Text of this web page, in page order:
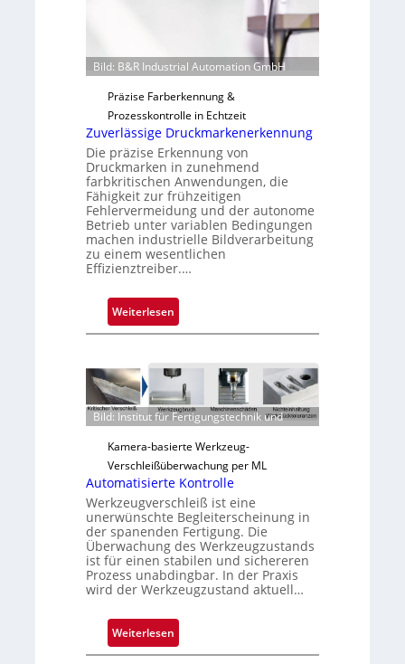
n
u
Bild: B&R Industrial Automation GmbH
Präzise Farberkennung &
Prozesskontrolle in Echtzeit
Zuverlässige Druckmarkenerkennung
Die präzise Erkennung von
Druckmarken in zunehmend
farbkritischen Anwendungen, die
Fähigkeit zur frühzeitigen
Fehlervermeidung und der autonome
Betrieb unter variablen Bedingungen
machen industrielle Bildverarbeitung
zu einem wesentlichen
Effizienztreiber.…
Weiterlesen:
Z
v
r
l
ä
s
s
i
g
e
D
r
u
k
m
Bild: Institut für Fertigungstechnik und
Kamera-basierte Werkzeug-
Verschleißüberwachung per ML
Automatisierte Kontrolle
Werkzeugverschleiß ist eine
unerwünschte Begleiterscheinung in
der spanenden Fertigung. Die
Überwachung des Werkzeugzustands
ist für einen stabilen und sichereren
Prozess unabdingbar. In der Praxis
wird der Werkzeugzustand aktuell…
Weiterlesen:
A